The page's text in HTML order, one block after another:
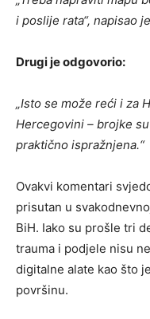
i poslije rata“, napisao
Drugi je odgovorio:
„Isto se može reći i za
Hercegovini – brojke
praktično ispražnjena.“
Ovakvi komentari
prisutan u
BiH. Iako su prošle tri
trauma i podjele nisu
digitalne alate kao što
površinu.